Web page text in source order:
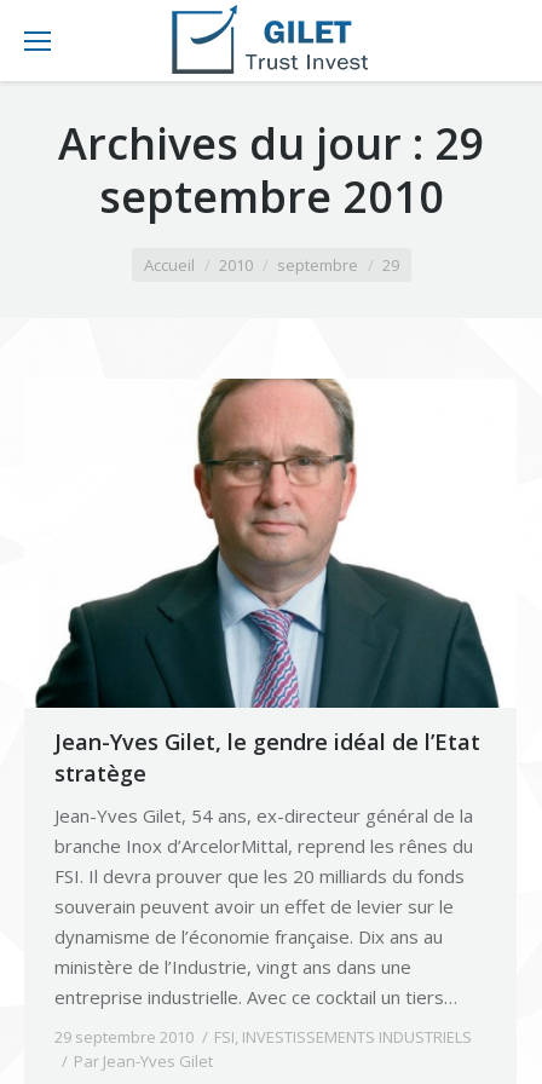
Archives du jour : 29
septembre 2010
Accueil 2010 septembre 29
Jean-Yves Gilet, le gendre idéal de l’Etat
stratège
Jean-Yves Gilet, 54 ans, ex-directeur général de la
branche Inox d’ArcelorMittal, reprend les rênes du
FSI. Il devra prouver que les 20 milliards du fonds
souverain peuvent avoir un effet de levier sur le
dynamisme de l’économie française. Dix ans au
ministère de l’Industrie, vingt ans dans une
entreprise industrielle. Avec ce cocktail un tiers…
29 septembre 2010 FSI INVESTISSEMENTS INDUSTRIELS
Par Jean-Yves Gilet